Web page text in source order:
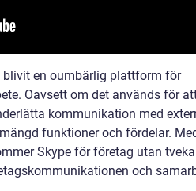
en oumbärlig plattform för
Oavsett om det används för
kommunikation med
funktioner och fördelar.
Skype för företag utan
och